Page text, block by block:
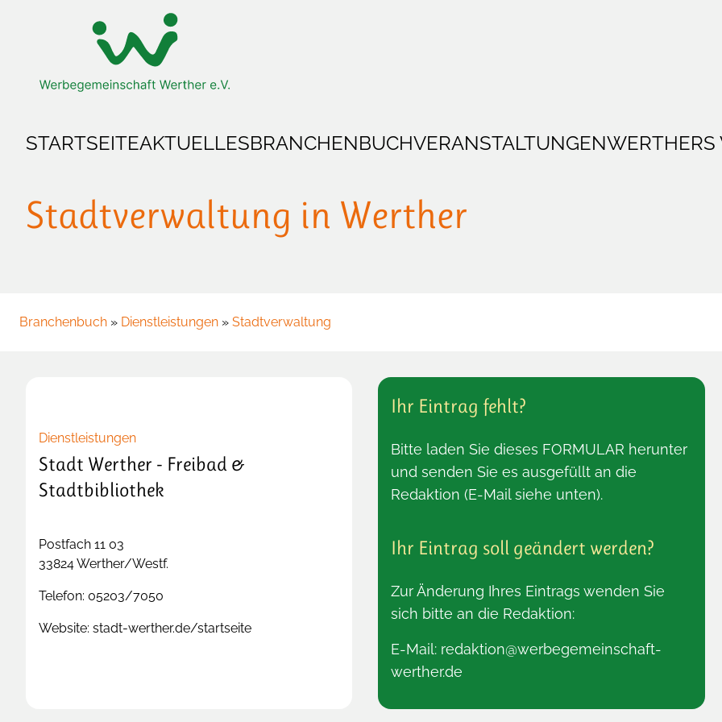
STARTSEITEAKTUELLESBRANCHENBUCHVERANSTALTUNGENWERTHERS
Stadtverwaltung in Werther
Branchenbuch » Dienstleistungen » Stadtverwaltung
Dienstleistungen
Stadt Werther - Freibad &
Stadtbibliothek
Postfach 11 03
33824Werther/Westf.
Telefon: 05203/7050
Website: stadt-werther.de/startseite
Ihr Eintrag fehlt?
Bitte laden Sie dieses FORMULAR herunter
und senden Sie es ausgefüllt an die
Redaktion (E-Mail siehe unten).
Ihr Eintrag soll geändert werden?
Zur Änderung Ihres Eintrags wenden Sie
sich bitte an die Redaktion:
E-Mail: redaktion@werbegemeinschaft-
werther.de